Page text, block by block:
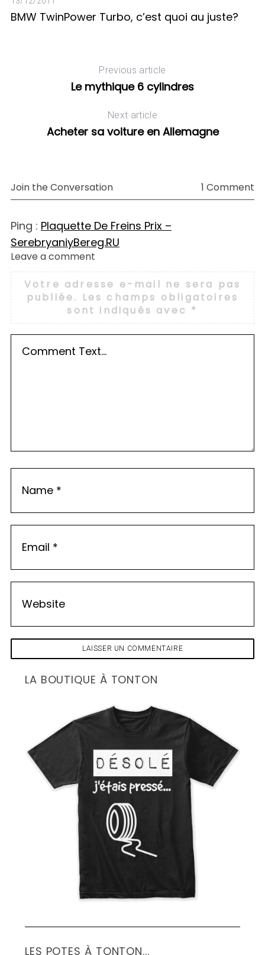
BMW TwinPower Turbo, c’est quoi au juste?
Previous article
Le mythique 6 cylindres
Next article
Acheter sa voiture en Allemagne
Join the Conversation 1 Comment
Ping : Plaquette De Freins Prix –
SerebryaniyBereg.RU
L
e
a
v
e
Leave a comment
Votre adresse e-mail ne sera pas
publiée. Les champs obligatoires
sont indiqués avec *
LA BOUTIQUE À TONTON
LES POTES À TONTON...